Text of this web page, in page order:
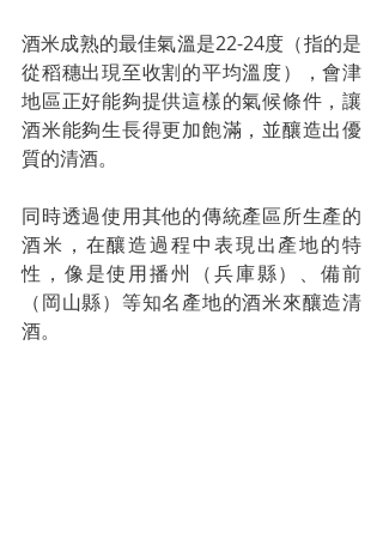
酒米成熟的最佳氣溫是22-24度（指的是
從稻穗出現至收割的平均溫度），會津
地區正好能夠提供這樣的氣候條件，讓
酒米能夠生長得更加飽滿，並釀造出優
質的清酒。
同時透過使用其他的傳統產區所生產的
酒米，在釀造過程中表現出產地的特
性，像是使用播州（兵庫縣）、備前
（岡山縣）等知名產地的酒米來釀造清
酒。